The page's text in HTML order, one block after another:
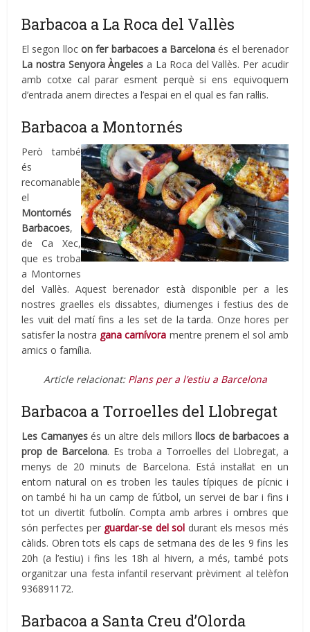
Barbacoa a La Roca del Vallès
El segon lloc on fer barbacoes a Barcelona és el berenador
La nostra Senyora Àngeles a La Roca del Vallès. Per acudir
amb cotxe cal parar esment perquè si ens equivoquem
d’entrada anem directes a l’espai en el qual es fan ral·lis.
Barbacoa a Montornés
Però també
és
recomanable
el
Montornés
Barbacoes,
de Ca Xec,
que es troba
a Montornes
del Vallès. Aquest berenador està disponible per a les
nostres graelles els dissabtes, diumenges i festius des de
les vuit del matí fins a les set de la tarda. Onze hores per
satisfer la nostra gana carnívora mentre prenem el sol amb
amics o família.
Article relacionat: Plans per a l’estiu a Barcelona
Barbacoa a Torroelles del Llobregat
Les Camanyesés un altre dels millors llocs de barbacoes a
prop de Barcelona. Es troba a Torroelles del Llobregat, a
menys de 20 minuts de Barcelona. Está instal·lat en un
entorn natural on es troben les taules típiques de pícnic i
on també hi ha un camp de fútbol, un servei de bar i fins i
tot un divertit futbolín. Compta amb arbres i ombres que
són perfectes per guardar-se del sol durant els mesos més
càlids. Obren tots els caps de setmana des de les 9 fins les
20h (a l’estiu) i fins les 18h al hivern, a més, també pots
organitzar una festa infantil reservant prèviment al telèfon
936891172.
Barbacoa a Santa Creu d’Olorda